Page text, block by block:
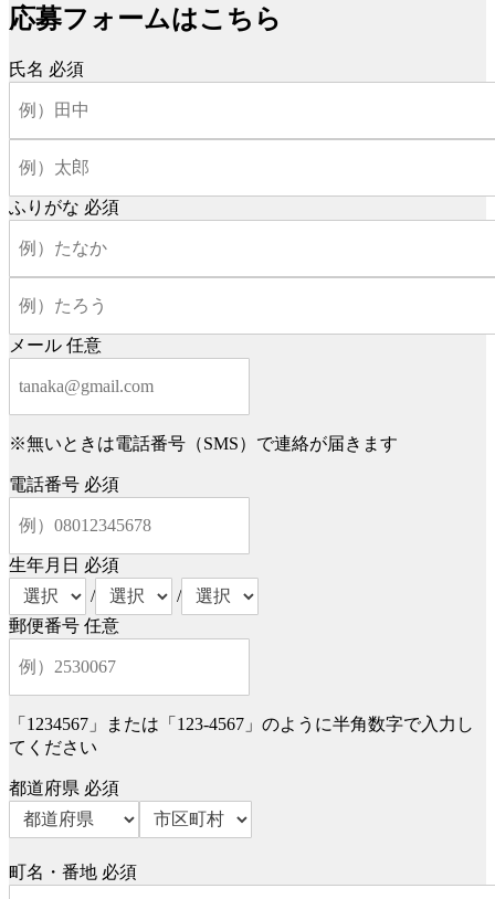
応募フォームはこちら
氏名 必須
ふりがな 必須
メール 任意
※無いときは電話番号（SMS）で連絡が届きます
電話番号 必須
生年月日 必須
/
/
郵便番号 任意
「1234567」または「123-4567」のように半角数字で入力し
てください
都道府県 必須
町名・番地 必須